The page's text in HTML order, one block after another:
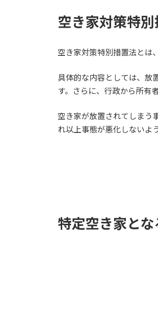
空き家対策特別
空き家対策特別措置法とは
具体的な内容としては、放
す。さらに、行政から所有
空き家が放置されてしまう
れ以上事態が悪化しないよ
特定空き家とな